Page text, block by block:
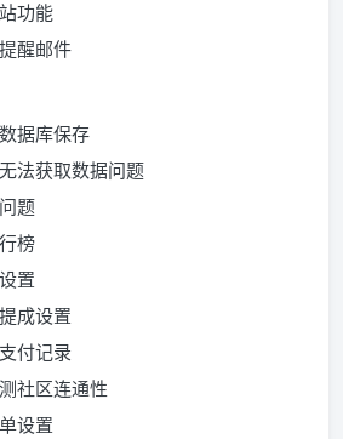
功能
醒邮件
据库保存
法获取数据问题
题
榜
置
成设置
付记录
社区连通性
设置